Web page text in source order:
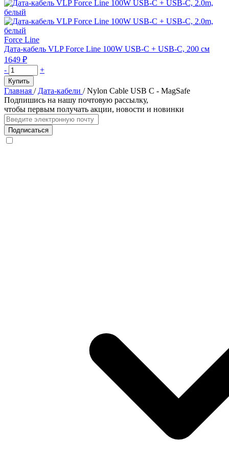
кабель
VLP
NEO
USB-
C
to
Lightning,
27W,
1.5м,
Amber
gray
Force Line
Дата-кабель VLP Force Line 100W USB-C + USB-C, 200 см
1649 ₽
Количество
товара
Дата-
кабель
VLP
Force
Line
100W
USB-
- +
Купить
Главная / Дата-кабели / Nylon Cable USB C - MagSafe
Подпишись на нашу почтовую рассылку,
чтобы первым получать акции, новости и новинки
Подписаться